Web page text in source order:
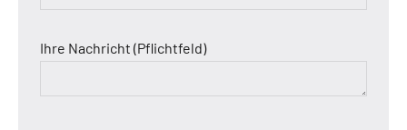
Ihre Nachricht (Pflichtfeld)